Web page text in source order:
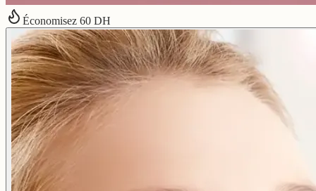
Économisez 60 DH